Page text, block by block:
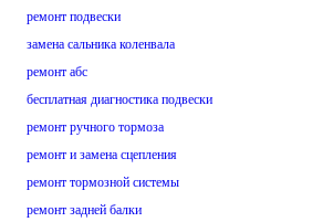
ремонт подвески
замена сальника коленвала
ремонт абс
бесплатная диагностика подвески
ремонт ручного тормоза
ремонт и замена сцепления
ремонт тормозной системы
ремонт задней балки